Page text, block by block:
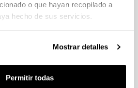
o que hayan recopilado a
hecho de sus servicios.
Mostrar detalles
Permitir todas